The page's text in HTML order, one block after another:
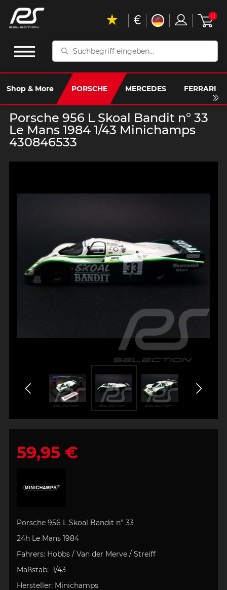
Suchbegriff
Shop & More PORSCHE MERCEDES FERRARI
€ 0
Porsche 956 L Skoal Bandit n° 33
Le Mans 1984 1/43 Minichamps
430846533
59,95 €
Porsche 956 L Skoal Bandit n° 33
24h Le Mans 1984
Fahrers: Hobbs / Van der Merve / Streiff
Maßstab: 1/43
Hersteller: Minichamps